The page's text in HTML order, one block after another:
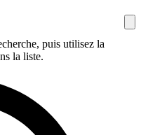
puis utilisez la
la liste.